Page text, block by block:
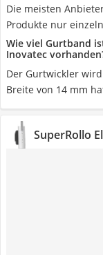
Die meisten
Produkte nur
Wie viel Gurtband
Inovatec
Der Gurtwickler
Breite von 14 mm
SuperRollo